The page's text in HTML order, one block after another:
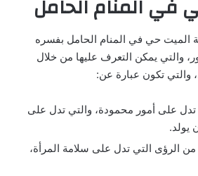
في المنام الحامل
الميت حي في المنام الحامل بفسره
والتي يمكن التعرف عليها من خلال
والتي تكون عبارة عن:
على أمور محمودة، والتي تدل على
يولد.
الرؤى التي تدل على سلامة المرأة،